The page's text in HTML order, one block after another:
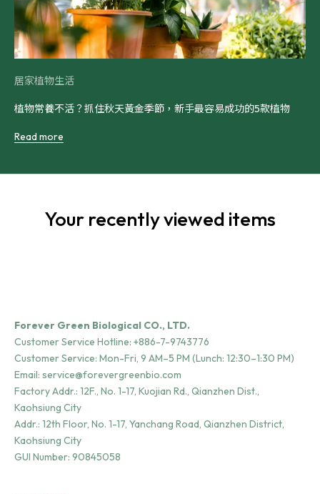
居家植物生活
植物常養不活？抓住秋天黃金季節，新手最容易成功的5款植物
Read more
Your recently viewed items
Forever Green Biological CO., LTD.
Customer Service Hotline: +886-7-9743776
Customer Service: Mon-Fri, 9 AM–5 PM (Lunch: 12:30–1:30 PM)
Email: service@forevergreenbio.com
Factory Addr.: 12F., No. 1-17, Kuojian Rd., Qianzhen Dist.,
Kaohsiung City
Addr.: 12th Floor, No. 1-17, Yanchang Road, Qianzhen District,
Kaohsiung City
GUI Number: 90845058